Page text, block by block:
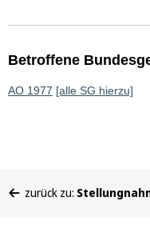
Betroffene
AO 1977 [alle SG hierzu]
befinden
zurück zu: